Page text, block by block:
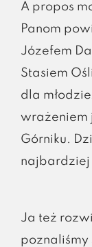
A propos
Panom
Józefem
Stasiem
dla
wrażeniem
Górniku.
najbardziej
Ja też
poznaliśmy